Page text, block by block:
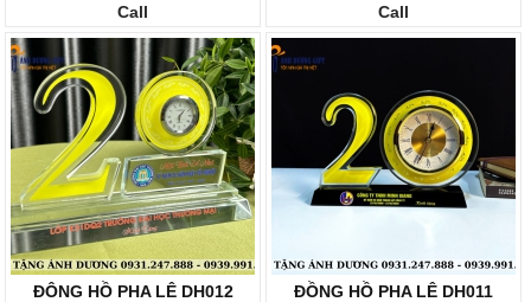
Call Call
ĐÔNG HỒ PHA LÊ DH012
ĐỒNG HỒ PHA LÊ DH011